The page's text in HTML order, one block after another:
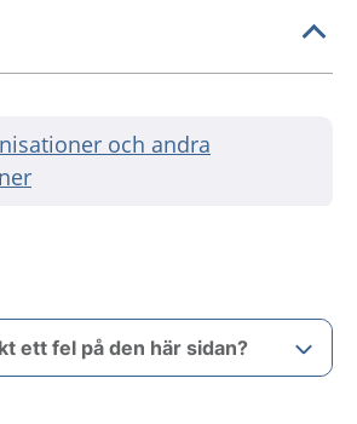
och andra
ett fel på den här sidan?